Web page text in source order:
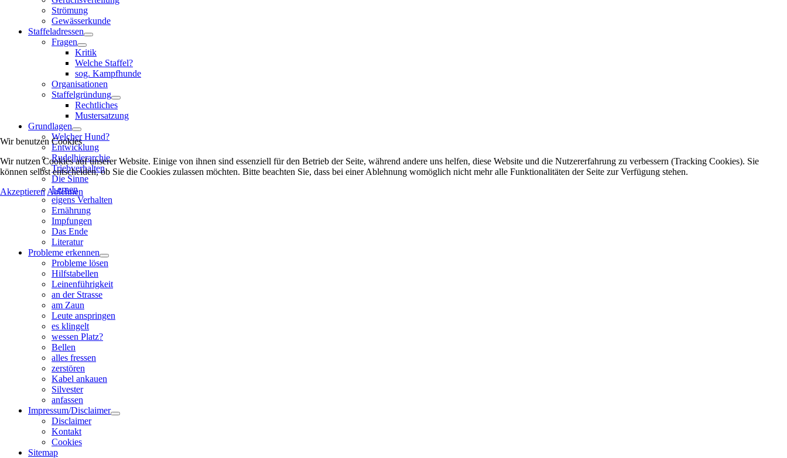
Strömung
Gewässerkunde
Staffeladressen
Fragen
Kritik
Welche Staffel?
sog. Kampfhunde
Organisationen
Staffelgründung
Rechtliches
Mustersatzung
Grundlagen
Welcher Hund?
Entwicklung
Rudelhierarchie
Triebverhalten
Die Sinne
Lernen
eigens Verhalten
Ernährung
Impfungen
Das Ende
Literatur
Probleme erkennen
Probleme lösen
Hilfstabellen
Leinenführigkeit
an der Strasse
am Zaun
Leute anspringen
es klingelt
wessen Platz?
Bellen
alles fressen
zerstören
Kabel ankauen
Silvester
anfassen
Impressum/Disclaimer
Disclaimer
Kontakt
Cookies
Sitemap
Wir benutzen Cookies
Wir nutzen Cookies auf unserer Website. Einige von ihnen sind essenziell für den Betrieb der Seite, während andere uns helfen, diese Website und die Nutzererfahrung zu verbessern (Tracking Cookies). Sie
können selbst entscheiden, ob Sie die Cookies zulassen möchten. Bitte beachten Sie, dass bei einer Ablehnung womöglich nicht mehr alle Funktionalitäten der Seite zur Verfügung stehen.
Akzeptieren Ablehnen